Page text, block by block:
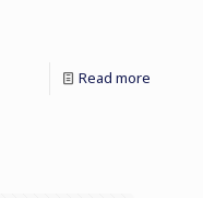
Read more